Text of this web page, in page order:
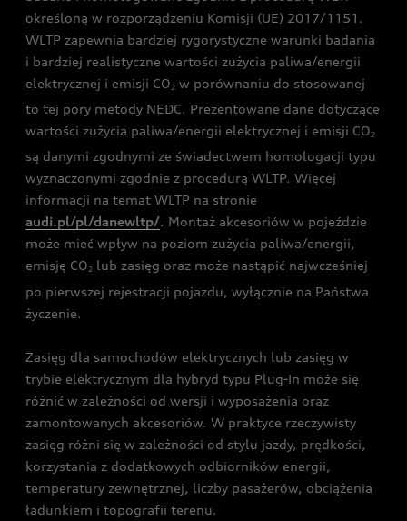
określoną w rozporządzeniu Komisji (UE) 2017/1151.
WLTP zapewnia bardziej rygorystyczne warunki badania
i bardziej realistyczne wartości zużycia paliwa/energii
elektrycznej i emisji CO2 w porównaniu do stosowanej
to tej pory metody NEDC. Prezentowane dane dotyczące
wartości zużycia paliwa/energii elektrycznej i emisji CO2
są danymi zgodnymi ze świadectwem homologacji typu
wyznaczonymi zgodnie z procedurą WLTP. Więcej
informacji na temat WLTP na stronie
audi.pl/pl/danewltp/. Montaż akcesoriów w pojeździe
może mieć wpływ na poziom zużycia paliwa/energii,
emisję CO2 lub zasięg oraz może nastąpić najwcześniej
po pierwszej rejestracji pojazdu, wyłącznie na Państwa
życzenie.
Zasięg dla samochodów elektrycznych lub zasięg w
trybie elektrycznym dla hybryd typu Plug-In może się
różnić w zależności od wersji i wyposażenia oraz
zamontowanych akcesoriów. W praktyce rzeczywisty
zasięg różni się w zależności od stylu jazdy, prędkości,
korzystania z dodatkowych odbiorników energii,
temperatury zewnętrznej, liczby pasażerów, obciążenia
ładunkiem i topografii terenu.